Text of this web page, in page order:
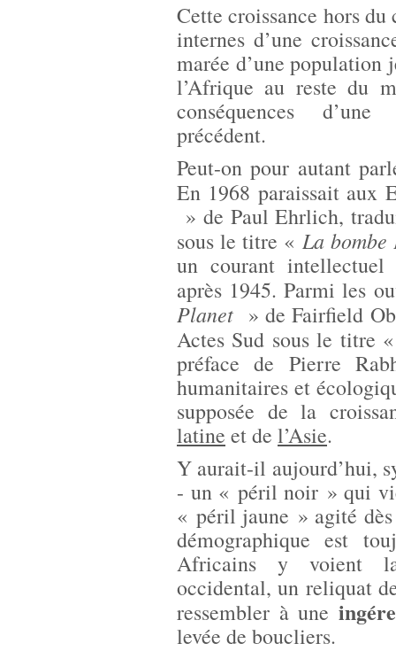
Cette croissance hors du
internes d’une
marée d’une population
l’Afrique au reste du
conséquences
précédent.
Peut-on pour autant
En 1968 paraissait aux
» de Paul Ehrlich,
sous le titre « La
un courant intellectuel
après 1945. Parmi les
Planet » de Fairfield
Actes Sud sous le titre
préface de Pierre
humanitaires et
supposée de la
latine et de l’Asie.
Y aurait-il aujourd’hui,
- un « péril noir » qui
« péril jaune » agité
démographique est
Africains y voient la
occidental, un reliquat
ressembler à une
levée de boucliers.